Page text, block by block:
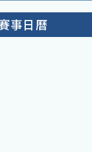
事日曆